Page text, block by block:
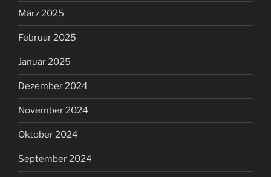
März 2025
Februar 2025
Januar 2025
Dezember 2024
November 2024
Oktober 2024
September 2024